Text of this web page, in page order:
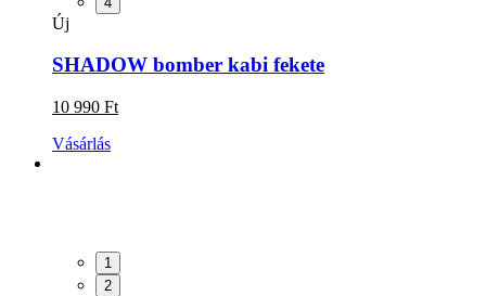
Új
SHADOW bomber kabi fekete
10 990 Ft
Vásárlás
1
2